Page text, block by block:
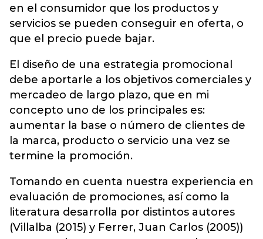
en el consumidor que los productos y
servicios se pueden conseguir en oferta, o
que el precio puede bajar.
El diseño de una estrategia promocional
debe aportarle a los objetivos comerciales y
mercadeo de largo plazo, que en mi
concepto uno de los principales es:
aumentar la base o número de clientes de
la marca, producto o servicio una vez se
termine la promoción.
Tomando en cuenta nuestra experiencia en
evaluación de promociones, así como la
literatura desarrolla por distintos autores
(Villalba (2015) y Ferrer, Juan Carlos (2005))